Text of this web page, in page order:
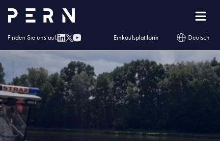
Finden Sie uns auf: Einkaufsplattform Deutsch
Homepage» Blog»
Łódź jak katamaran z lądowiskiem dla dronów i